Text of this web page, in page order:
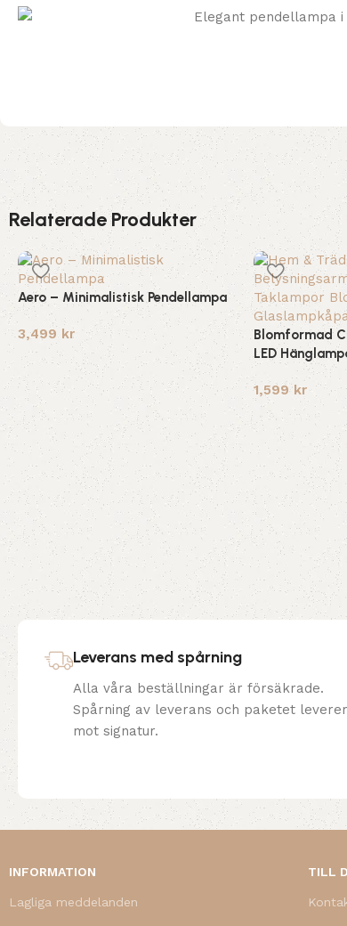
Relaterade Produkter
Aero – Minimalistisk Pendellampa
3,499 kr
Blomformad
LED
1,599kr
Leverans med spårning
Alla våra beställningar är försäkrade.
Spårning av leverans och paketet
mot signatur.
INFORMATION
Lagliga meddelanden
TILL